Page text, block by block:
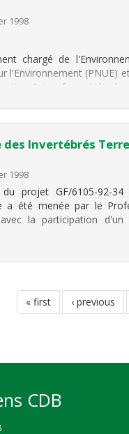
1998
chargé de
l'Environnement (PNUE)
Scientifique. L'étude
Invertébrés
1998
projet GF/6105-92-34
a été menée par le
la participation d'un
première
page
« first
page
précédente
‹ previous
CDB